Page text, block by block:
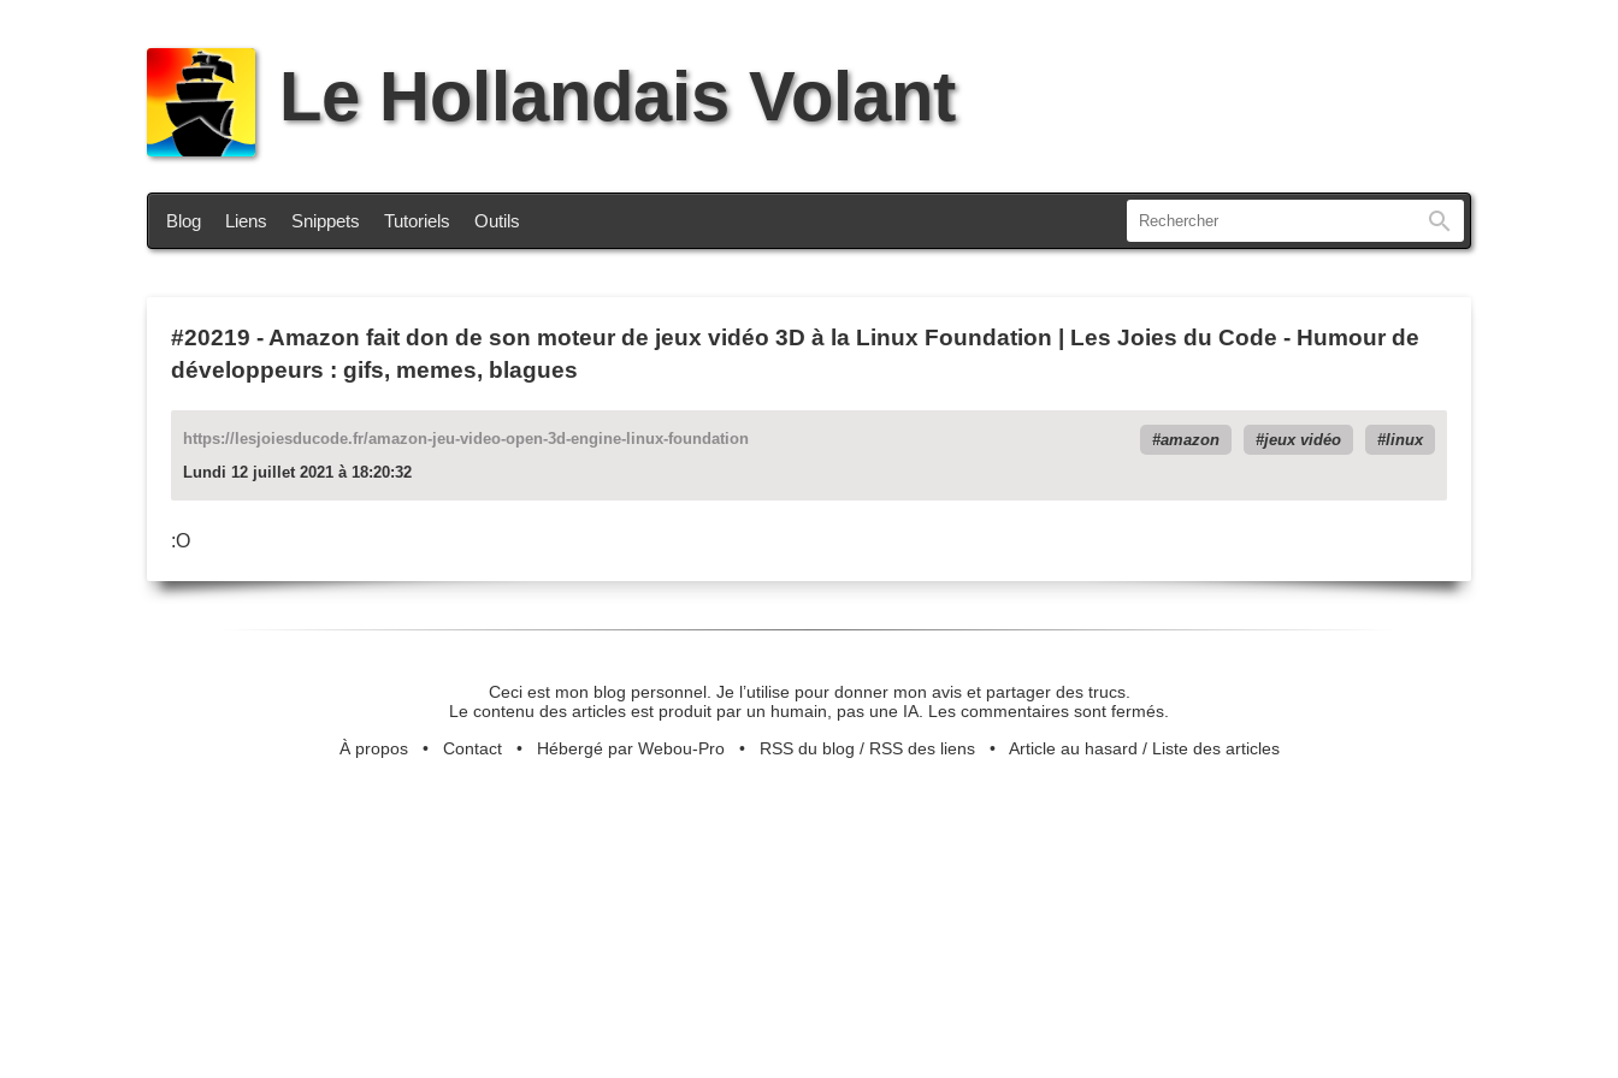
Le Hollandais Volant
Blog Liens Snippets Tutoriels Outils
#20219 - Amazon fait don de son moteur de jeux vidéo 3D à la Linux Foundation | Les Joies du Code - Humour de
développeurs : gifs, memes, blagues
https://lesjoiesducode.fr/amazon-jeu-video-open-3d-engine-linux-foundation amazon jeux vidéo
linux
Lundi 12 juillet 2021 à 18:20:32
:O
Ceci est mon blog personnel. Je l’utilise pour donner mon avis et partager des trucs.
Le contenu des articles est produit par un humain, pas une IA. Les commentaires sont fermés.
À propos• Contact• Hébergé par Webou-Pro• RSS du blog / RSS des liens• Article au hasard / Liste des articles